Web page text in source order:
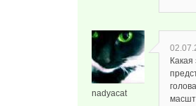
nadyacat